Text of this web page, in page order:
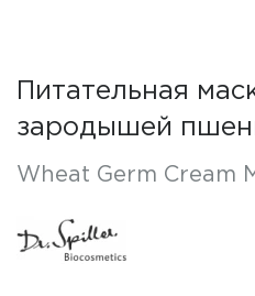
Питательная
зародышей
Wheat Germ Cream